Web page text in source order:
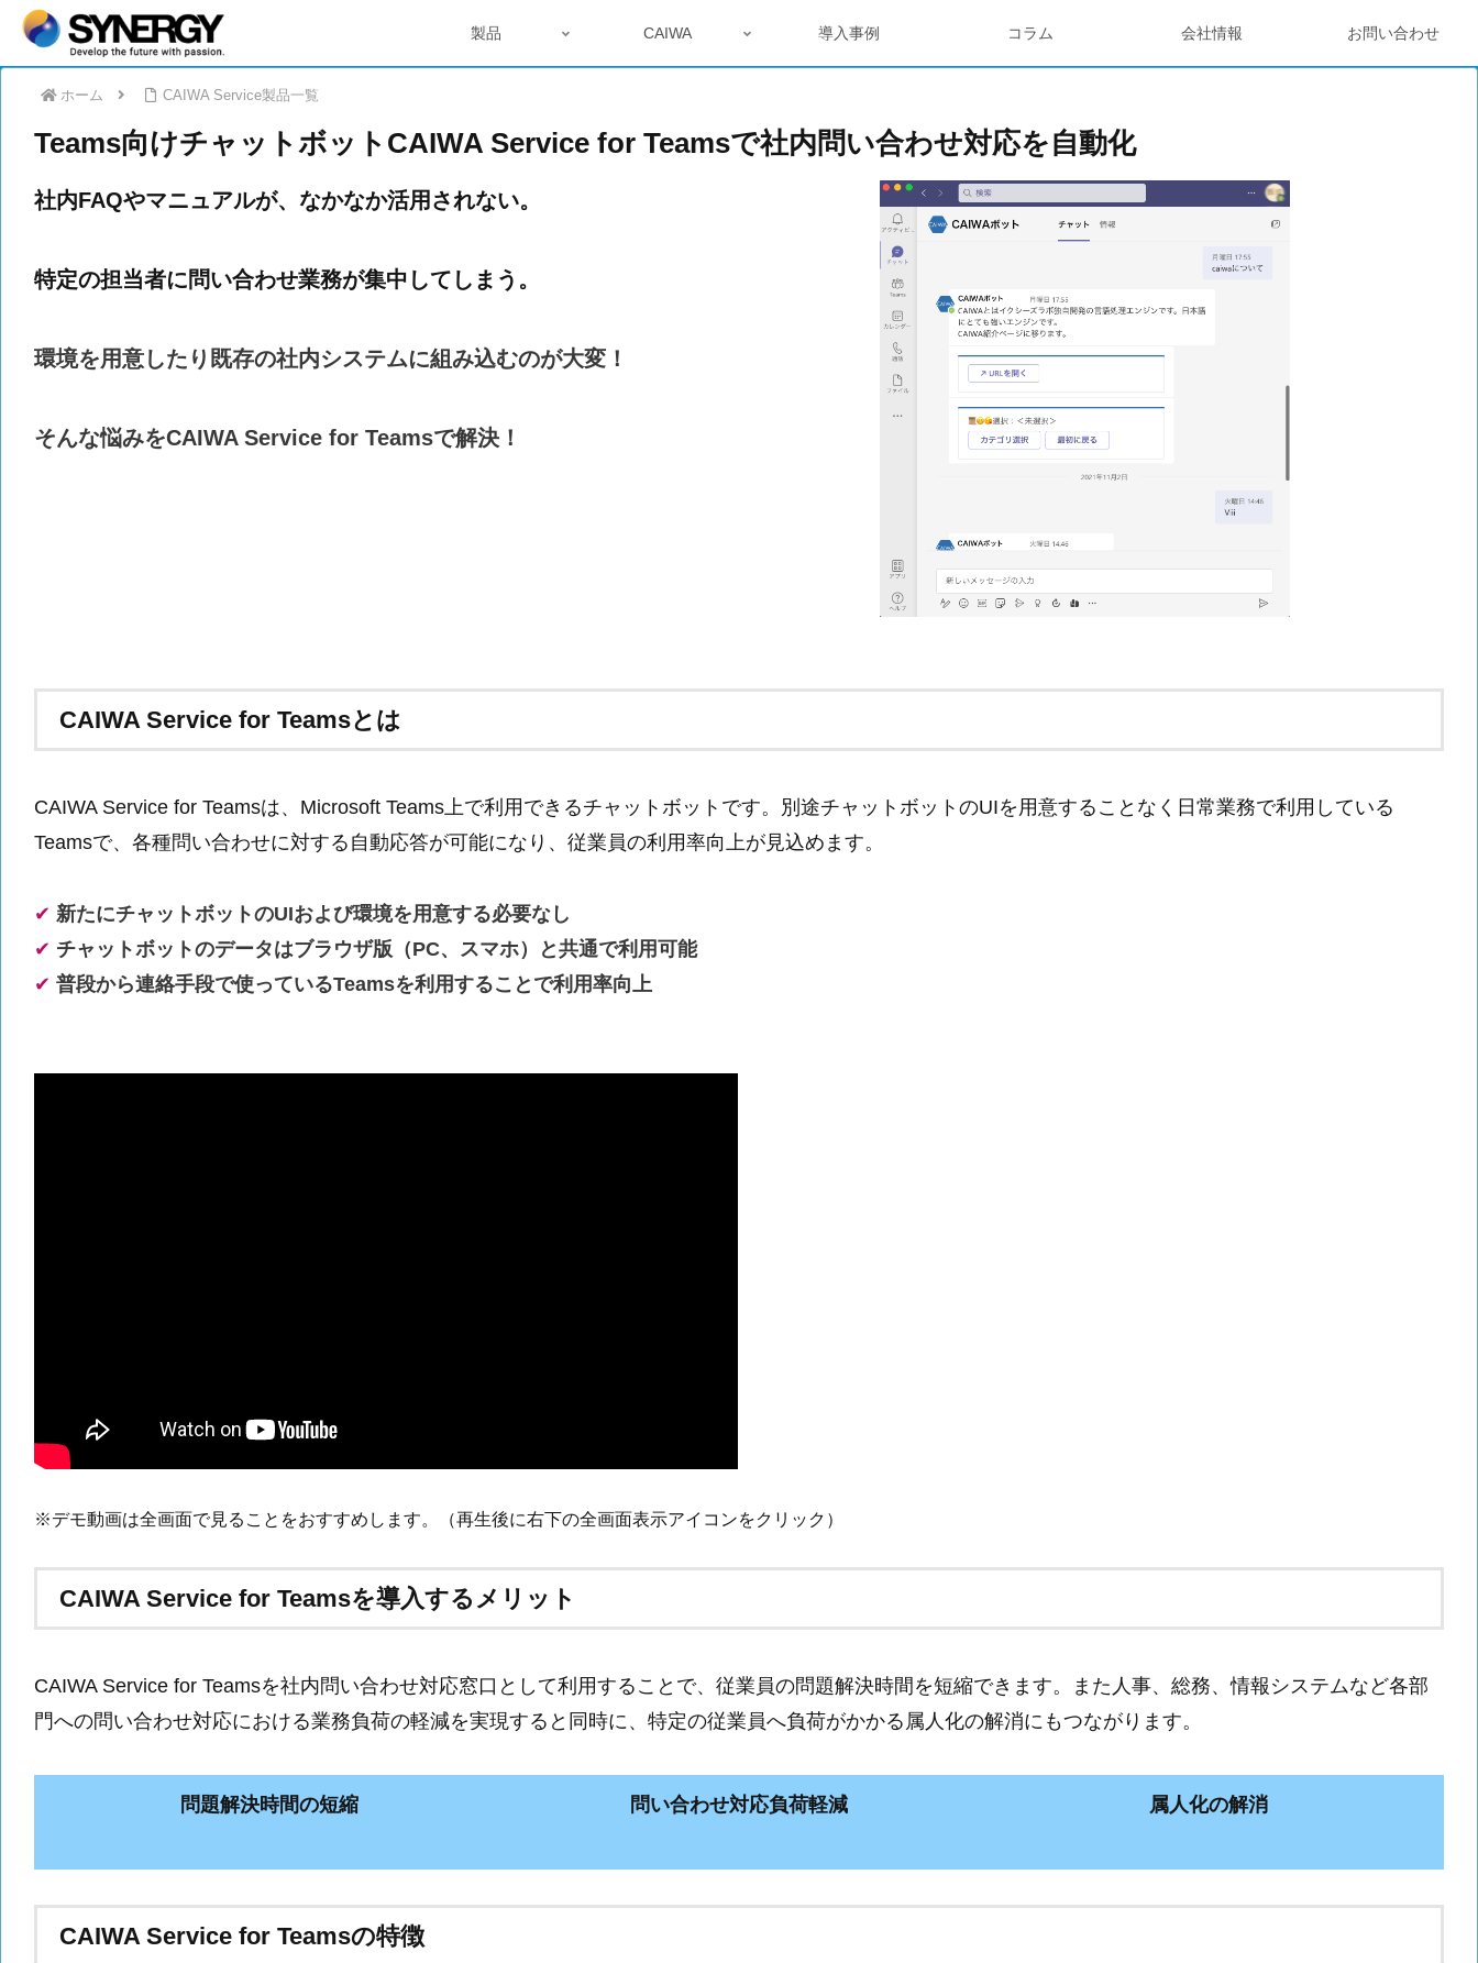
製品 CAIWA 導入事例 コラム 会社情報 お問い合わせ
ホーム CAIWA Service製品一覧
Teams向けチャットボットCAIWA Service for Teamsで社内問い合わせ対応を自動化
社内FAQやマニュアルが、なかなか活用されない。
特定の担当者に問い合わせ業務が集中してしまう。
環境を用意したり既存の社内システムに組み込むのが大変！
そんな悩みをCAIWA Service for Teamsで解決！
CAIWA Service for Teamsとは
CAIWA Service for Teamsは、Microsoft Teams上で利用できるチャットボットです。別途チャットボットのUIを用意することなく日常業務で利用している
Teamsで、各種問い合わせに対する自動応答が可能になり、従業員の利用率向上が見込めます。
✔︎ 新たにチャットボットのUIおよび環境を用意する必要なし
✔︎ チャットボットのデータはブラウザ版（PC、スマホ）と共通で利用可能
✔︎ 普段から連絡手段で使っているTeamsを利用することで利用率向上
※デモ動画は全画面で見ることをおすすめします。（再生後に右下の全画面表示アイコンをクリック）
CAIWA Service for Teamsを導入するメリット
CAIWA Service for Teamsを社内問い合わせ対応窓口として利用することで、従業員の問題解決時間を短縮できます。また人事、総務、情報システムなど各部
門への問い合わせ対応における業務負荷の軽減を実現すると同時に、特定の従業員へ負荷がかかる属人化の解消にもつながります。
問題解決時間の短縮 問い合わせ対応負荷軽減 属人化の解消
CAIWA Service for Teamsの特徴